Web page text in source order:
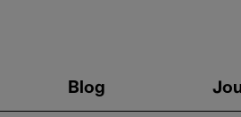
Blog